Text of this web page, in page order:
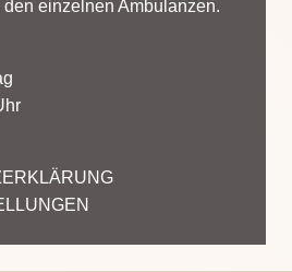
einzelnen Ambulanzen.